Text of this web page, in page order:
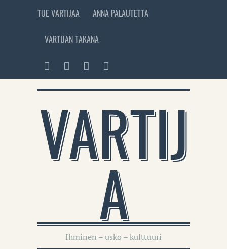
TUE VARTIJAA ANNA PALAUTETTA
VARTIJAN TAKANA
VARTIJ
A
Ihminen – usko – kulttuuri